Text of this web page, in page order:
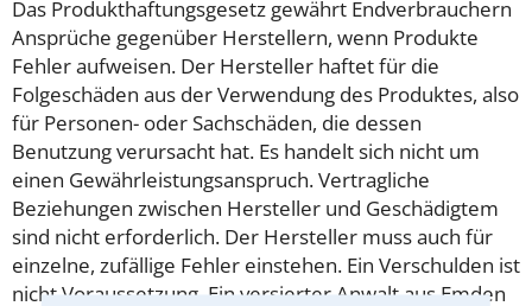
Das Produkthaftungsgesetz gewährt Endverbrauchern
Ansprüche gegenüber Herstellern, wenn Produkte
Fehler aufweisen. Der Hersteller haftet für die
Folgeschäden aus der Verwendung des Produktes, also
für Personen- oder Sachschäden, die dessen
Benutzung verursacht hat. Es handelt sich nicht um
einen Gewährleistungsanspruch. Vertragliche
Beziehungen zwischen Hersteller und Geschädigtem
sind nicht erforderlich. Der Hersteller muss auch für
einzelne, zufällige Fehler einstehen. Ein Verschulden ist
nicht Voraussetzung. Ein versierter Anwalt aus Emden